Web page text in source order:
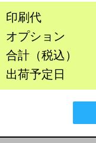
印刷代
オプション
合計（税込）
出荷予定日